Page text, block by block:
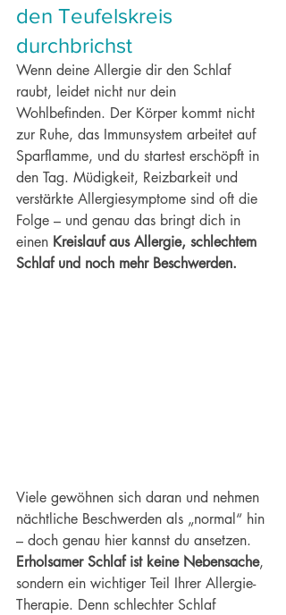
den Teufelskreis
durchbrichst
Wenn deine Allergie dir den Schlaf
raubt, leidet nicht nur dein
Wohlbefinden. Der Körper kommt nicht
zur Ruhe, das Immunsystem arbeitet auf
Sparflamme, und du startest erschöpft in
den Tag. Müdigkeit, Reizbarkeit und
verstärkte Allergiesymptome sind oft die
Folge – und genau das bringt dich in
einen Kreislauf aus Allergie, schlechtem
Schlaf und noch mehr Beschwerden.
Viele gewöhnen sich daran und nehmen
nächtliche Beschwerden als „normal“ hin
– doch genau hier kannst du ansetzen.
Erholsamer Schlaf ist keine Nebensache,
sondern ein wichtiger Teil Ihrer Allergie-
Therapie. Denn schlechter Schlaf